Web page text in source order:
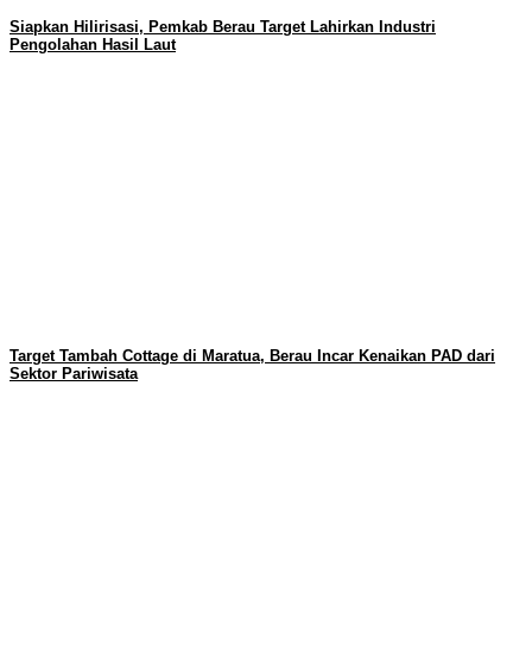
Siapkan Hilirisasi, Pemkab Berau Target Lahirkan Industri
Pengolahan Hasil Laut
Target Tambah Cottage di Maratua, Berau Incar Kenaikan PAD dari
Sektor Pariwisata